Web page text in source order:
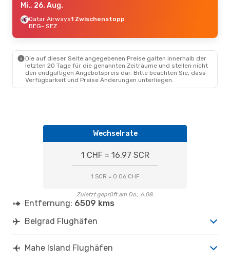
Mi., 26. Aug.
Qatar Airways1 Zwischenstopp
BEG- SEZ
Die auf dieser Seite angegebenen Preise galten innerhalb der
letzten 20 Tage für die genannten Zeiträume und stellen nicht
den endgültigen Angebotspreis dar. Bitte beachten Sie, dass
Verfügbarkeit und Preise Änderungen unterliegen.
Wechselrate
1 CHF = 16.97 SCR
1 SCR = 0.06 CHF
Zuletzt geprüft am Do., 6.08.
Entfernung: 6509 kms
Belgrad Flughäfen
Mahe Island Flughäfen